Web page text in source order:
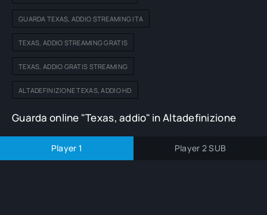
GUARDA TEXAS, ADDIO STREAMING ITA
TEXAS, ADDIO STREAMING GRATIS
TEXAS, ADDIO GRATIS STREAMING
ALTADEFINIZIONE TEXAS, ADDIO HD
Guarda online "Texas, addio" in Altadefinizione
Player 1 Player 2 SUB